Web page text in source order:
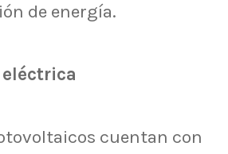
de energía.
cuentan con